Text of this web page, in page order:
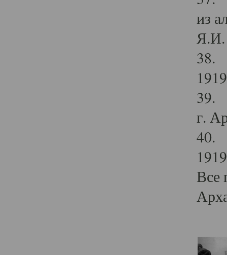
из
Я.И.
38.
39.
г.
40.
Все